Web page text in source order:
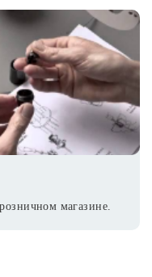
магазине.